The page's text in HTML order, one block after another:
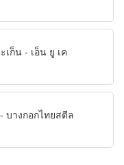
ก็น - เอ็น ยู เค
บางกอกไทยสตีล